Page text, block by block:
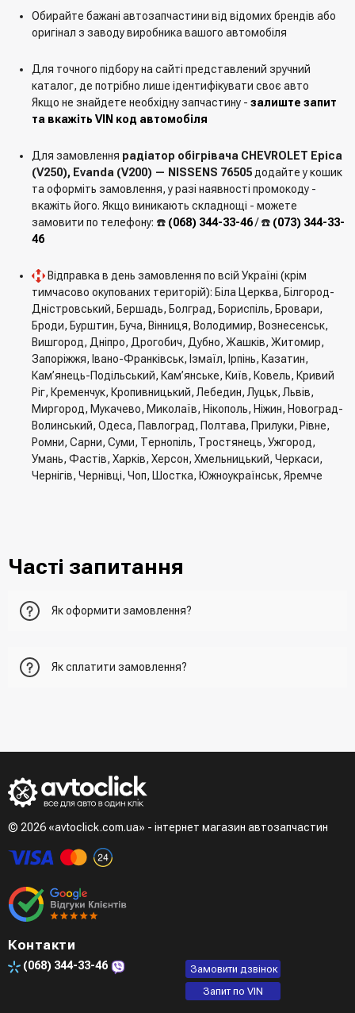
Обирайте бажані автозапчастини від відомих брендів або
оригінал з заводу виробника вашого автомобіля
Для точного підбору на сайті представлений зручний
каталог, де потрібно лише ідентифікувати своє авто
Якщо не знайдете необхідну запчастину - залиште запит
та вкажіть VIN код автомобіля
Для замовлення радіатор обігрівача CHEVROLET Epica
(V250), Evanda (V200) — NISSENS 76505додайте у кошик
та оформіть замовлення, у разі наявності промокоду -
вкажіть його. Якщо виникають складнощі - можете
замовити по телефону: ☎️ (068) 344-33-46/ ☎️ (073) 344-33-
46
Відправка в день замовлення по всій Україні (крім
тимчасово окупованих територій): Біла Церква, Білгород-
Дністровський, Бершадь, Болград, Бориспіль, Бровари,
Броди, Бурштин, Буча, Вінниця, Володимир, Вознесенськ,
Вишгород, Дніпро, Дрогобич, Дубно, Жашків, Житомир,
Запоріжжя, Івано-Франківськ, Ізмаїл, Ірпінь, Казатин,
Кам’янець-Подільський, Кам’янське, Київ, Ковель, Кривий
Ріг, Кременчук, Кропивницький, Лебедин, Луцьк, Львів,
Миргород, Мукачево, Миколаїв, Нікополь, Ніжин, Новоград-
Волинський, Одеса, Павлоград, Полтава, Прилуки, Рівне,
Ромни, Сарни, Суми, Тернопіль, Тростянець, Ужгород,
Умань, Фастів, Харків, Херсон, Хмельницький, Черкаси,
Чернігів, Чернівці, Чоп, Шостка, Южноукраїнськ, Яремче
Часті запитання
Як оформити замовлення?
нього та вказати всю необхідну інформацію про
зателефонує менеджер для підтвердження та уточнення
Третій варіант - зробити замовлення в телефонному
Четвертий варіант - замовити через доступні месенджери
(viber, telegram)
Як сплатити замовлення?
© 2026 «avtoclick.com.ua» - інтернет магазин автозапчастин
Контакти
(068) 344-33-46
Замовити дзвінок
Запит по VIN